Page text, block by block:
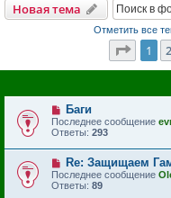
Новая тема
Отметить все
1 2
Баги
Последнее сообщение
Ответы: 293
Re: Защищаем
Последнее сообщение
Ответы: 89